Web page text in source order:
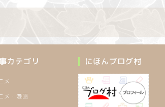
カテゴリ
メ
メ・漫画
にほんブログ村